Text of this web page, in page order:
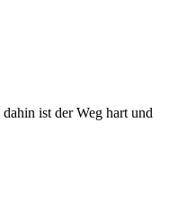
ist der Weg hart und